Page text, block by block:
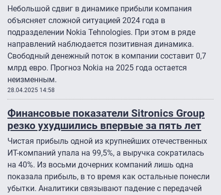
Небольшой сдвиг в динамике прибыли компания
объясняет сложной ситуацией 2024 года в
подразделении Nokia Tehnologies. При этом в ряде
направлений наблюдается позитивная динамика.
Свободный денежный поток в компании составит 0,7
млрд евро. Прогноз Nokia на 2025 года остается
неизменным.
28.04.2025 14:58
Финансовые показатели Sitronics Group
резко ухудшились впервые за пять лет
Чистая прибыль одной из крупнейших отечественных
ИТ-компаний упала на 99,5%, а выручка сократилась
на 40%. Из восьми дочерних компаний лишь одна
показала прибыль, в то время как остальные понесли
убытки. Аналитики связывают падение с передачей